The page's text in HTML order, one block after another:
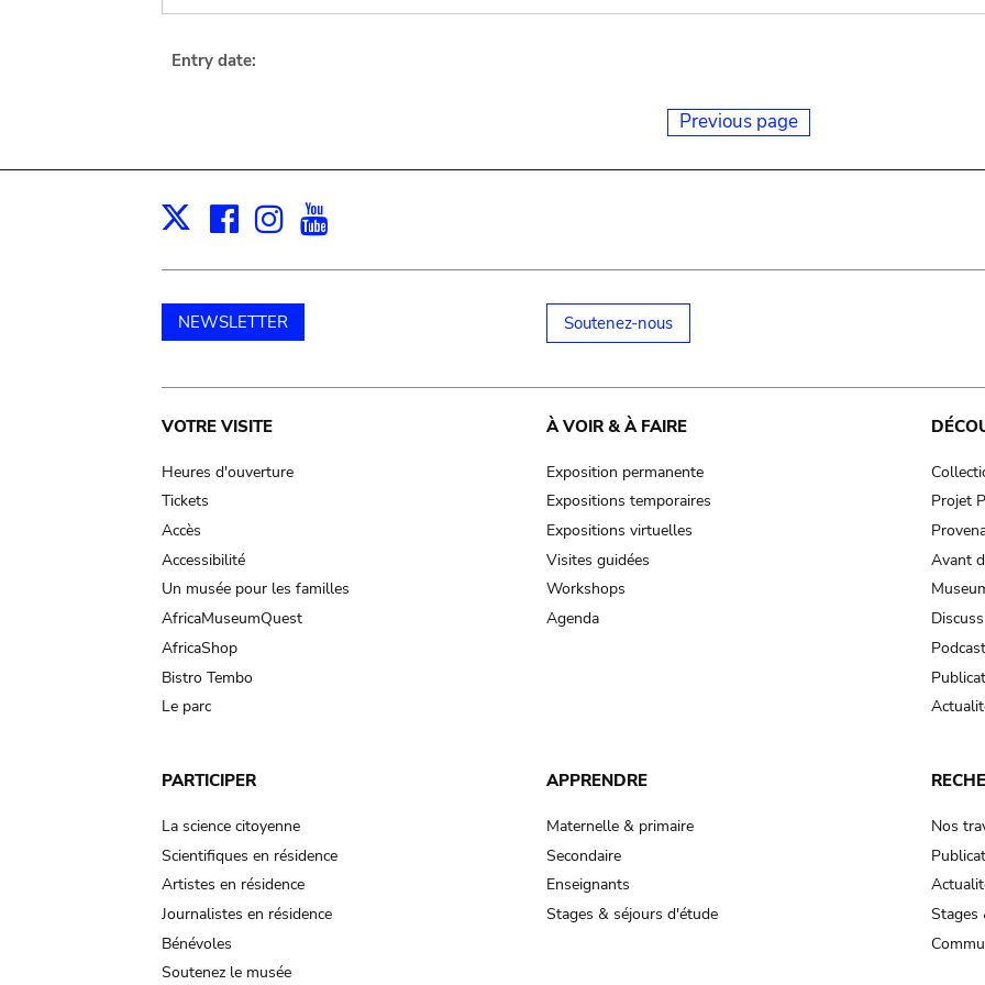
Entry date:
Previous page
X Facebook
Instagram
NEWSLETTER Soutenez-nous
Main
navigation
VOTRE VISITE
Heures d'ouverture
Tickets
Accès
Accessibilité
Un musée pour les familles
AfricaMuseumQuest
AfricaShop
Bistro Tembo
Le parc
À VOIR & À FAIRE
Exposition permanente
Expositions temporaires
Expositions virtuelles
Visites guidées
Workshops
Agenda
Projet
Avant
PARTICIPER
La science citoyenne
Scientifiques en résidence
Artistes en résidence
Journalistes en résidence
Bénévoles
Soutenez le musée
APPRENDRE
Maternelle & primaire
Secondaire
Enseignants
Stages & séjours d'étude
Nos
Stages